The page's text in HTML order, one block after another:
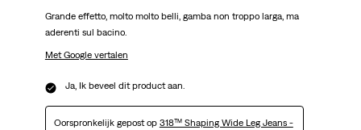
Grande effetto, molto molto belli, gamba non troppo larga, ma
aderenti sul bacino.
Met Google vertalen
Ja, Ik beveel dit product aan.
Oorspronkelijk gepost op 318™ Shaping Wide Leg Jeans -